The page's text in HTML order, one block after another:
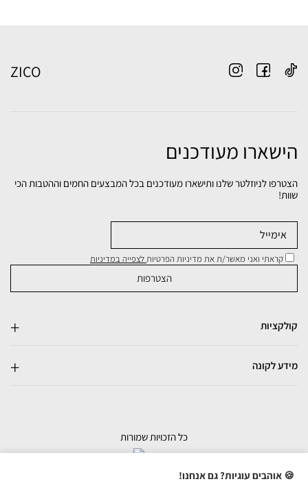
ZICO
הישארו מעודכנים
הצטרפו לניוזלטר שלנו ותישארו מעודכנים בכל המבצעים החמים וההטבות הכי
שוות!
קראתי ואני מאשר/ת את מדיניות הפרטיותלצפייה במדיניות
קולקציות
מידע לקונה
בניית אתרי מכירות
כל הזכויות שמורות
🍪 אוהבים עוגיות? גם אנחנו!